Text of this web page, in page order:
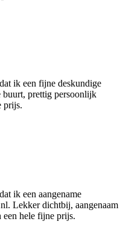
ik een fijne deskundige
prettig persoonlijk
prijs.
ik een aangename
Lekker dichtbij, aangenaam
een hele fijne prijs.